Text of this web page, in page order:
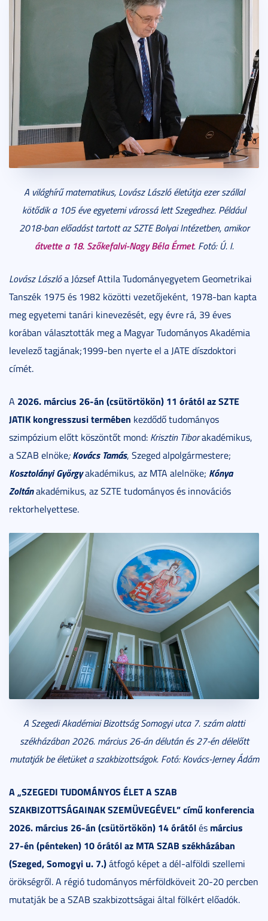
A világhírű matematikus, Lovász László életútja ezer szállal
kötődik a 105 éve egyetemi várossá lett Szegedhez. Például
2018-ban előadást tartott az SZTE Bolyai Intézetben, amikor
átvette a 18. Szőkefalvi-Nagy Béla Érmet. Fotó: Ú. I.
Lovász Lászlóa József Attila Tudományegyetem Geometrikai
Tanszék 1975 és 1982 közötti vezetőjeként, 1978-ban kapta
meg egyetemi tanári kinevezését, egy évre rá, 39 éves
korában választották meg a Magyar Tudományos Akadémia
levelező tagjának;1999-ben nyerte el a JATE díszdoktori
címét.
A 2026. március 26-án (csütörtökön) 11 órától az SZTE
JATIK kongresszusi termében kezdődő tudományos
szimpózium előtt köszöntőt mond: Krisztin Tiborakadémikus,
a SZAB elnöke;Kovács Tamás, Szeged alpolgármestere;
Kosztolányi Györgyakadémikus, az MTA alelnöke; Kónya
Zoltánakadémikus, az SZTE tudományos és innovációs
rektorhelyettese.
A Szegedi Akadémiai Bizottság Somogyi utca 7. szám alatti
székházában 2026. március 26-án délután és 27-én délelőtt
mutatják be életüket a szakbizottságok. Fotó: Kovács-Jerney Ádám
A „SZEGEDI TUDOMÁNYOS ÉLET A SZAB
SZAKBIZOTTSÁGAINAK SZEMÜVEGÉVEL” című konferencia
2026. március 26-án (csütörtökön) 14 órátólés március
27-én (pénteken) 10 órától az MTA SZAB székházában
(Szeged, Somogyi u. 7.)átfogó képet a dél-alföldi szellemi
örökségről. A régió tudományos mérföldköveit 20-20 percben
mutatják be a SZAB szakbizottságai által fölkért előadók.